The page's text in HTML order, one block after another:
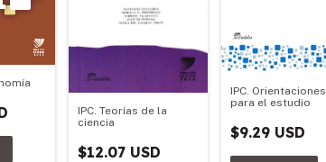
IPC. Teorías de la
ciencia
$12.07 USD
IPC. Orientaciones
para el estudio
$9.29 USD